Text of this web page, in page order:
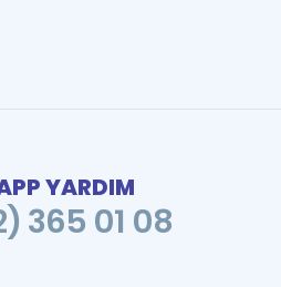
YARDIM
365 01 08